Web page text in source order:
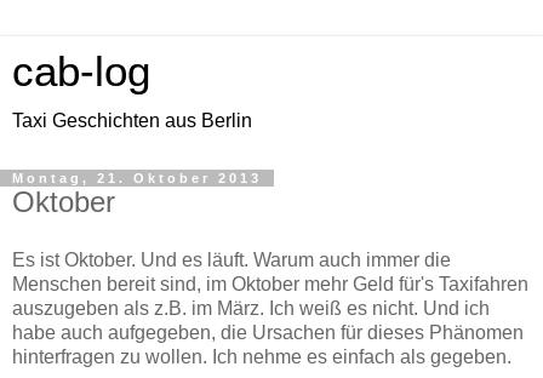
cab-log
Taxi Geschichten aus Berlin
Montag, 21. Oktober 2013
Oktober
Es ist Oktober. Und es läuft. Warum auch immer die
Menschen bereit sind, im Oktober mehr Geld für's Taxifahren
auszugeben als z.B. im März. Ich weiß es nicht. Und ich
habe auch aufgegeben, die Ursachen für dieses Phänomen
hinterfragen zu wollen. Ich nehme es einfach als gegeben.